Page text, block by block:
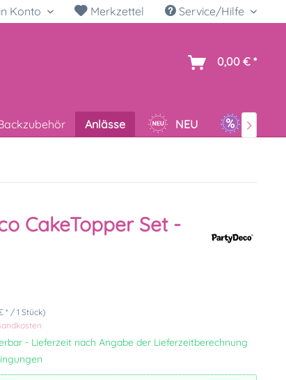
Konto Merkzettel Service/Hilfe
0,00 € *
Anlässe NEU SALE

CakeTopper Set -
* / 1 Stück)
- Lieferzeit nach Angabe der Lieferzeitberechnung